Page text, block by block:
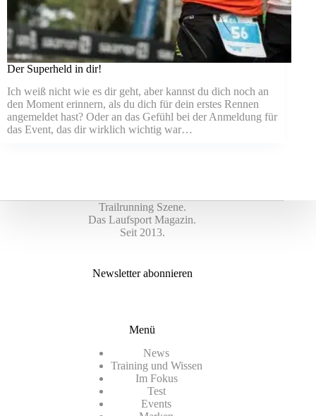
Der Superheld in dir!
Ich weiß nicht wie es dir geht, aber kannst du dich noch an
den Moment erinnern, als du dich für dein erstes Rennen
angemeldet hast? Oder an das Gefühl bei der Anmeldung für
das Event, das dir wirklich wichtig war…
Trailrunning Szene.
Das Laufsport Magazin.
Seit 2013.
Newsletter abonnieren
Menü
News
Training und Wissen
Im Fokus
Test
Events